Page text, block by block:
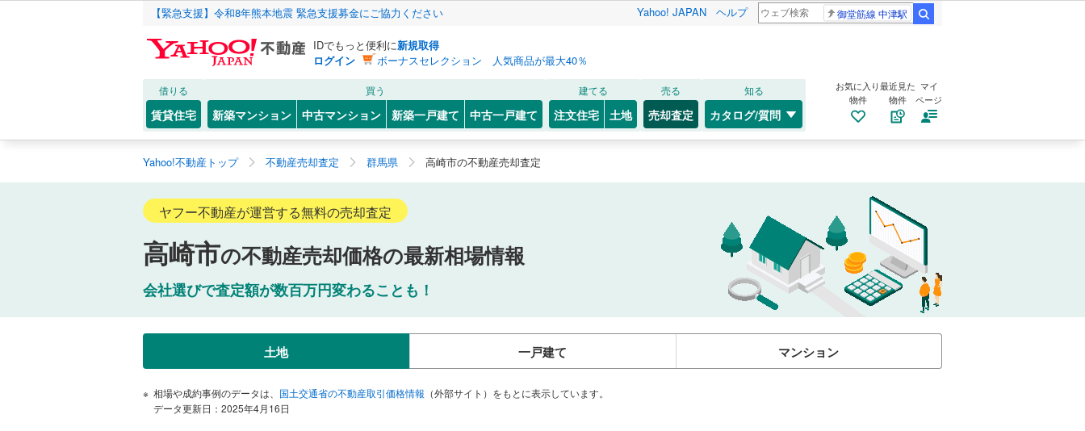
【緊急支援】令和8年熊本地震 緊急支援募金にご協力ください Yahoo! JAPAN ヘルプ 御堂筋線 中津駅
IDでもっと便利に新規取得
ログイン
ボーナスセレクション 人気商品が最大40％
借りる
賃貸住宅
買う
新築マンション 中古マンション 新築一戸建て 中古一戸建て
建てる
注文住宅 土地
売る
売却査定
知る
カタログ/質問
お気に入り
物件
最近見た
物件
マイ
ページ
Yahoo!不動産トップ 不動産売却査定 群馬県 高崎市の不動産売却査定
ヤフー不動産が運営する無料の売却査定
高崎市の不動産売却価格の最新相場情報
会社選びで査定額が数百万円変わることも！
土地 一戸建て マンション
相場や成約事例のデータは、 国土交通省の不動産取引価格情報 （外部サイト）をもとに表示しています。
データ更新日：2025年4月16日